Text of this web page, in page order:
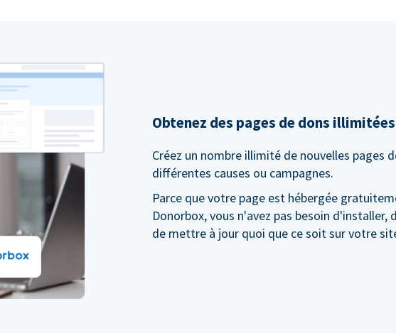
Obtenez des pages de dons illimitées
Créez un nombre illimité de nouvelles pages
différentes causes ou campagnes.
Parce que votre page est hébergée
Donorbox, vous n'avez pas besoin d'installer,
de mettre à jour quoi que ce soit sur votre